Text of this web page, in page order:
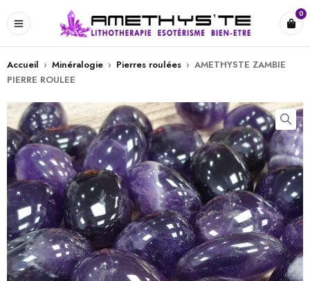
0
Accueil › Minéralogie › Pierres roulées › AMETHYSTE ZAMBIE
PIERRE ROULEE